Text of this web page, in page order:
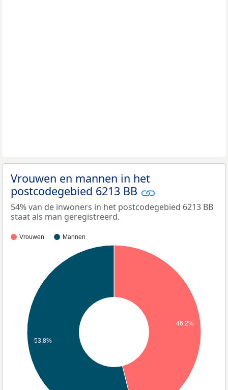
Vrouwen en mannen in het
postcodegebied 6213 BB
54% van de inwoners in het postcodegebied 6213 BB
staat als man geregistreerd.
Vrouwen Mannen
46,2%
53,8%